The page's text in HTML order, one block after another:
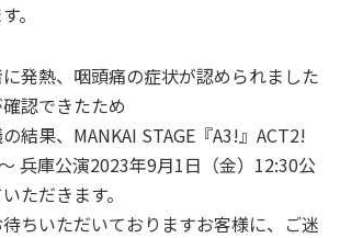
。
発熱、咽頭痛の症状が認められました
認できたため
結果、MANKAI STAGE『A3!』ACT2!
兵庫公演2023年9月1日（金）12:30公
ただきます。
ちいただいておりますお客様に、ご迷